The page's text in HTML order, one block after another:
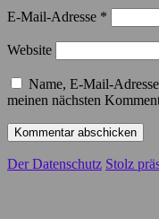
E-Mail-Adresse *
Website
Name, E-Mail-
meinen nächsten
Der Datenschutz Stolz